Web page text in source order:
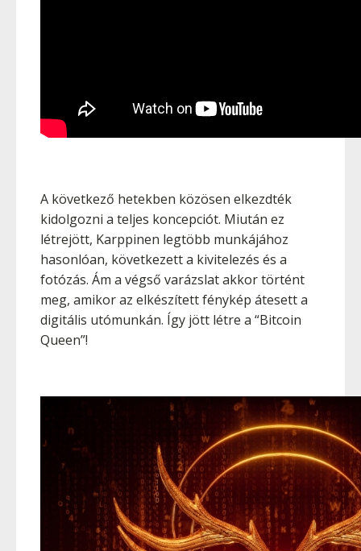
A következő hetekben közösen elkezdték
kidolgozni a teljes koncepciót. Miután ez
létrejött, Karppinen legtöbb munkájához
hasonlóan, következett a kivitelezés és a
fotózás. Ám a végső varázslat akkor történt
meg, amikor az elkészített fénykép átesett a
digitális utómunkán. Így jött létre a “Bitcoin
Queen”!